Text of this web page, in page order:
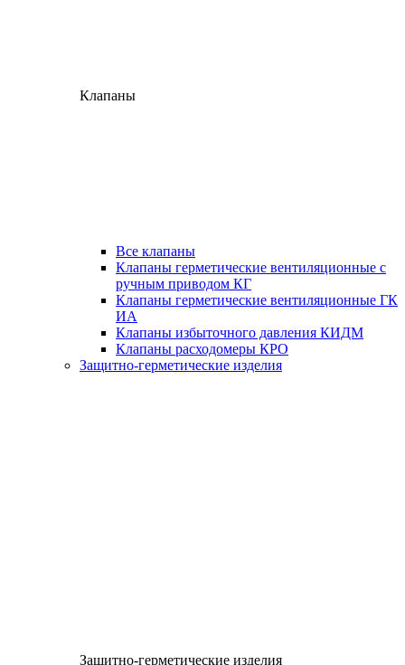
Клапаны
Все клапаны
Клапаны герметические вентиляционные с
ручным приводом КГ
Клапаны герметические вентиляционные ГК
ИА
Клапаны избыточного давления КИДМ
Клапаны расходомеры КРО
Защитно-герметические изделия
Защитно-герметические изделия